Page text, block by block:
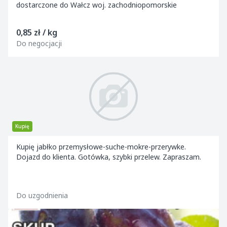
dostarczone do Wałcz woj. zachodniopomorskie
0,85 zł / kg
Do negocjacji
Kupię
Kupię jabłko przemysłowe-suche-mokre-przerywke.
Dojazd do klienta. Gotówka, szybki przelew. Zapraszam.
Do uzgodnienia